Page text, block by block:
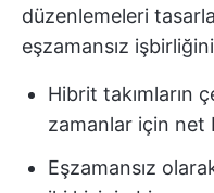
düzenlemeleri
eşzamansız
Hibrit takımların
zamanlar için net
Eşzamansız